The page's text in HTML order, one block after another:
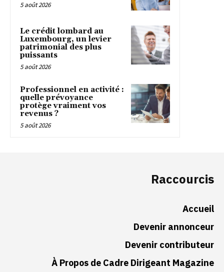
5 août 2026
Le crédit lombard au
Luxembourg, un levier
patrimonial des plus
puissants
5 août 2026
Professionnel en activité :
quelle prévoyance
protège vraiment vos
revenus ?
5 août 2026
Raccourcis
Accueil
Devenir annonceur
Devenir contributeur
À Propos de Cadre Dirigeant Magazine